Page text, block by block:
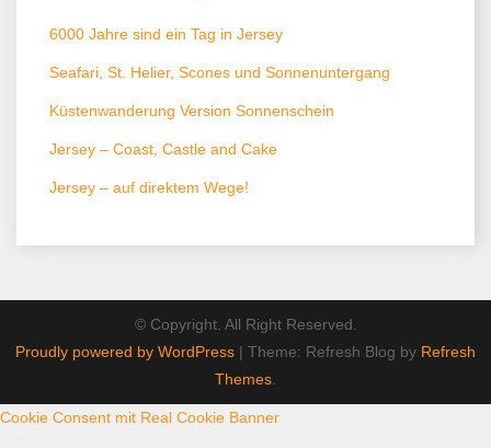
6000 Jahre sind ein Tag in Jersey
Seafari, St. Helier, Scones und Sonnenuntergang
Küstenwanderung Version Sonnenschein
Jersey – Coast, Castle and Cake
Jersey – auf direktem Wege!
© Copyright. All Right Reserved.
Proudly powered by WordPress | Theme: Refresh Blog by Refresh
Themes
Cookie Consent mit Real Cookie Banner